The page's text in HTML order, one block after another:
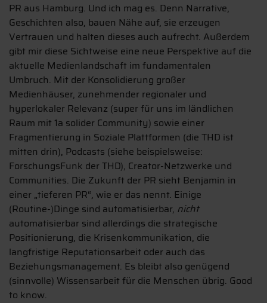
PR aus Hamburg. Und ich mag es. Denn Narrative,
Geschichten also, bauen Nähe auf, sie erzeugen
Vertrauen und halten dieses auch aufrecht. Außerdem
gibt mir diese Sichtweise eine neue Perspektive auf die
aktuelle Medienlandschaft im fundamentalen
Umbruch. Mit der Konsolidierung großer
Medienhäuser, zunehmender regionaler und
hyperlokaler Relevanz (super für uns im ländlichen
Raum mit 1a solider Community) sowie einer
Fragmentierung in Soziale Plattformen (die THD ist
mitten drin), Podcasts (siehe beispielsweise:
ForschungsFunk der THD), Creator-Netzwerke und
Communities. Die Zukunft der PR sieht Benjamin in
einer „tieferen PR“, wie er das nennt. Einige
(Routine-)Dinge sind automatisierbar, nicht
automatisierbar sind allerdings die strategische
Positionierung, die Krisenkommunikation, die
langfristige Reputationsarbeit oder auch das
Beziehungsmanagement. Es bleibt also genügend
(sinnvolle) Wissensarbeit für die Menschen übrig. Good
to know.